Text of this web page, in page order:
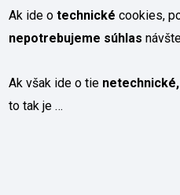
Ak ide otechnické cookies,
nepotrebujeme súhlas
Ak však ide o tie netechnické,
to tak je …